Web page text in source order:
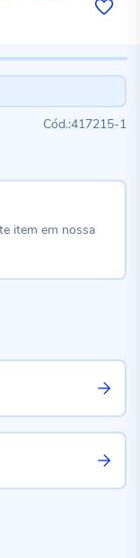
417215-1
item em nossa